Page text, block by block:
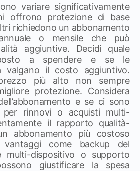
variare significativamente
offrono protezione di base
richiedono un abbonamento
o mensile che può
aggiuntive. Decidi quale
a spendere e se le
valgano il costo aggiuntivo.
più alto non sempre
protezione. Considera
e se ci sono
per rinnovi o acquisti multi-
il rapporto qualità-
abbonamento più costoso
come backup del
multi-dispositivo o supporto
giustificare la spesa